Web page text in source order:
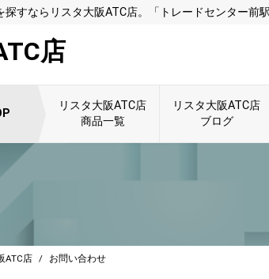
探すならリスタ大阪ATC店。「トレードセンター前
店
リスタ大阪ATC店
商品一覧
リスタ大阪ATC店
ブログ
ATC店 お問い合わせ